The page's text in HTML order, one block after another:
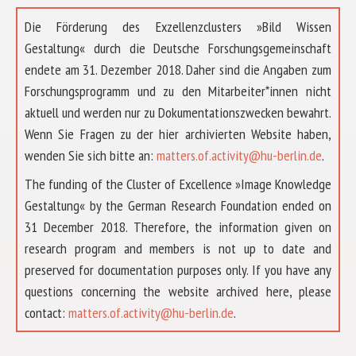
Die Förderung des Exzellenzclusters »Bild Wissen
Gestaltung« durch die Deutsche Forschungsgemeinschaft
endete am 31. Dezember 2018. Daher sind die Angaben zum
Forschungsprogramm und zu den Mitarbeiter*innen nicht
aktuell und werden nur zu Dokumentationszwecken bewahrt.
Wenn Sie Fragen zu der hier archivierten Website haben,
wenden Sie sich bitte an: matters.of.activity@hu-berlin.de.
The funding of the Cluster of Excellence »Image Knowledge
Gestaltung« by the German Research Foundation ended on
31 December 2018. Therefore, the information given on
research program and members is not up to date and
preserved for documentation purposes only. If you have any
questions concerning the website archived here, please
contact: matters.of.activity@hu-berlin.de.
ABOUT US